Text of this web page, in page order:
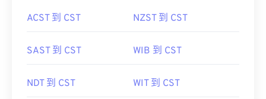
ACST 到 CST NZST 到 CST
SAST 到 CST WIB 到 CST
NDT 到 CST WIT 到 CST